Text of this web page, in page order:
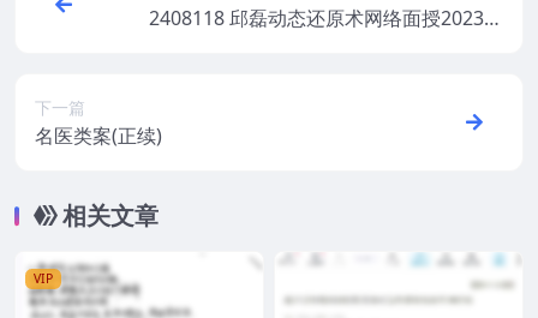
2408118 邱磊动态还原术网络面授2023年
下一篇
名医类案(正续)
相关文章
VIP